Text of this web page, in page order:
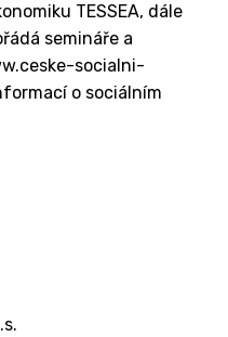
TESSEA, dále
semináře a
socialni-
o sociálním